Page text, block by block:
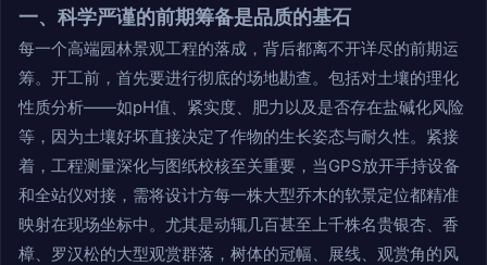
一、科学严谨的前期筹备是品质的基石
每一个高端园林景观工程的落成，背后都离不开详尽的前期运
筹。开工前，首先要进行彻底的场地勘查。包括对土壤的理化
性质分析——如pH值、紧实度、肥力以及是否存在盐碱化风险
等，因为土壤好坏直接决定了作物的生长姿态与耐久性。紧接
着，工程测量深化与图纸校核至关重要，当GPS放开手持设备
和全站仪对接，需将设计方每一株大型乔木的软景定位都精准
映射在现场坐标中。尤其是动辄几百甚至上千株名贵银杏、香
樟、罗汉松的大型观赏群落，树体的冠幅、展线、观赏角的风